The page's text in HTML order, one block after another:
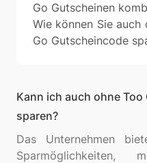
Go Gutscheinen
Wie können Sie auch
Go Gutscheincode
Kann ich auch ohne
sparen?
Das Unternehmen